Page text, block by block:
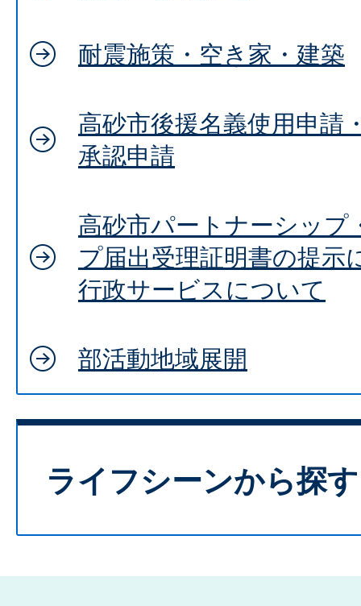
耐震施策・空き家・建築
高砂市後援名義使用申請
承認申請
高砂市パートナーシップ
プ届出受理証明書の提示
行政サービスについて
部活動地域展開
ライフシーンから探す